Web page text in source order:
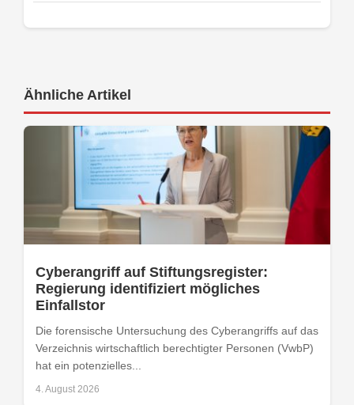
Ähnliche Artikel
Cyberangriff auf Stiftungsregister:
Regierung identifiziert mögliches
Einfallstor
Die forensische Untersuchung des Cyberangriffs auf das
Verzeichnis wirtschaftlich berechtigter Personen (VwbP)
hat ein potenzielles...
4. August 2026